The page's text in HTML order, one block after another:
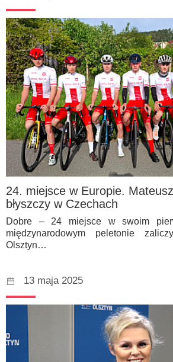
24. miejsce w Europie.
błyszczy w Czechach
Dobre – 24 miejsce w swoim
międzynarodowym peletonie
Olsztyn…
13 maja 2025